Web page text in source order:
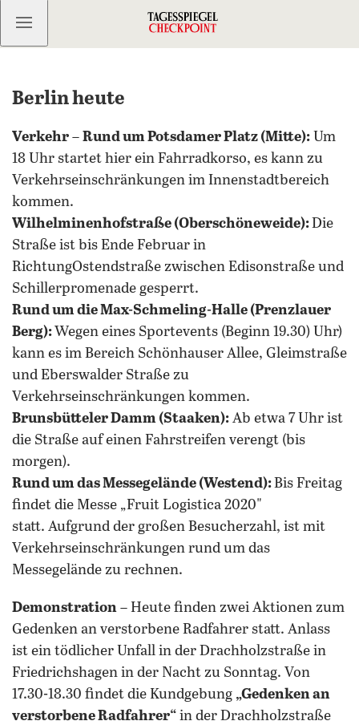
Kostenlos anmelden
Berlin heute
Verkehr – Rund um Potsdamer Platz (Mitte): Um
18 Uhr startet hier ein Fahrradkorso, es kann zu
Verkehrseinschränkungen im Innenstadtbereich
kommen.
Wilhelminenhofstraße (Oberschöneweide):Die
Straße ist bis Ende Februar in
RichtungOstendstraße zwischen Edisonstraße und
Schillerpromenade gesperrt.
Rund um die Max-Schmeling-Halle (Prenzlauer
Berg): Wegen eines Sportevents (Beginn 19.30) Uhr)
kann es im Bereich Schönhauser Allee, Gleimstraße
und Eberswalder Straße zu
Verkehrseinschränkungen kommen.
Brunsbütteler Damm (Staaken): Ab etwa 7 Uhr ist
die Straße auf einen Fahrstreifen verengt (bis
morgen).
Rund um das Messegelände (Westend):Bis Freitag
findet die Messe „Fruit Logistica 2020"
statt. Aufgrund der großen Besucherzahl, ist mit
Verkehrseinschränkungen rund um das
Messegelände zu rechnen.
Demonstration – Heute finden zwei Aktionen zum
Gedenken an verstorbene Radfahrer statt. Anlass
ist ein tödlicher Unfall in der Drachholzstraße in
Friedrichshagen in der Nacht zu Sonntag. Von
17.30-18.30 findet die Kundgebung „Gedenken an
verstorbene Radfahrer“ in der Drachholzstraße